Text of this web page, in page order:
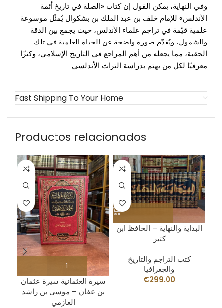
وفي النهاية، يمكن القول إن كتاب «الصلة في تاريخ أئمة
الأندلس» للإمام خلف بن عبد الملك بن بشكوال يُمثّل موسوعة
علمية قيّمة في تراجم علماء الأندلس، حيث يجمع بين الدقة
والشمول، ويُقدّم صورة واضحة عن الحياة العلمية في تلك
الحقبة، مما يجعله من أهم المراجع في التاريخ الإسلامي، وكنزًا
معرفيًا لكل من يهتم بدراسة التراث الأندلسي
Fast Shipping To Your Home
Productos relacionados
سيرة العثمانية سيرة عثمان
بن عفان – موسى بن راشد
العازمي
البداية والنهاية – الحافظ ابن
كثير
كتب التراجم والتاريخ
والجغرافيا
€299.00